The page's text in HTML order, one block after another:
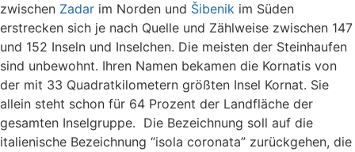
zwischen Zadar im Norden und Šibenik im Süden
erstrecken sich je nach Quelle und Zählweise zwischen 147
und 152 Inseln und Inselchen. Die meisten der Steinhaufen
sind unbewohnt. Ihren Namen bekamen die Kornatis von
der mit 33 Quadratkilometern größten Insel Kornat. Sie
allein steht schon für 64 Prozent der Landfläche der
gesamten Inselgruppe. Die Bezeichnung soll auf die
italienische Bezeichnung “isola coronata” zurückgehen, die